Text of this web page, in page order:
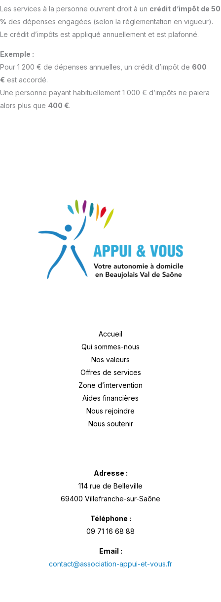
Les services à la personne ouvrent droit à un crédit d’impôt de 50
% des dépenses engagées (selon la réglementation en vigueur).
Le crédit d’impôts est appliqué annuellement et est plafonné.
Exemple :
Pour 1 200 € de dépenses annuelles, un crédit d’impôt de 600
€ est accordé.
Une personne payant habituellement 1 000 € d’impôts ne paiera
alors plus que 400 €.
Accueil
Qui sommes-nous
Nos valeurs
Offres de services
Zone d’intervention
Aides financières
Nous rejoindre
Nous soutenir
Adresse :
114 rue de Belleville
69400 Villefranche-sur-Saône
Téléphone :
09 71 16 68 88
Email :
contact@association-appui-et-vous.fr